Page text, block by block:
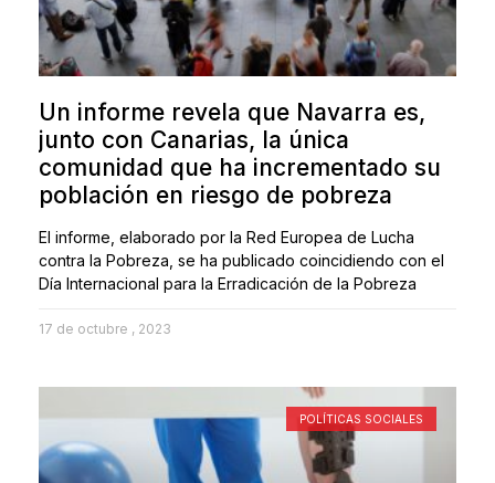
Un informe revela que Navarra es,
junto con Canarias, la única
comunidad que ha incrementado su
población en riesgo de pobreza
El informe, elaborado por la Red Europea de Lucha
contra la Pobreza, se ha publicado coincidiendo con el
Día Internacional para la Erradicación de la Pobreza
17 de octubre , 2023
POLÍTICAS SOCIALES